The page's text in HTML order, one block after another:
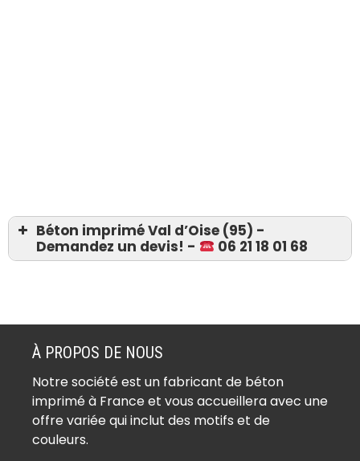
Béton imprimé Val d’Oise (95) -
Demandez un devis! -
06 21 18 01 68
Béton imprimé Ableiges (95450)
Béton imprimé Aincourt (95510)
Béton imprimé Ambleville (95420)
Béton imprimé Amenucourt (95510)
Béton imprimé Andilly (95580)
Béton imprimé Argenteuil (95100)
À PROPOS DE NOUS
Notre société est un fabricant de béton
imprimé à France et vous accueillera avec une
offre variée qui inclut des motifs et de
couleurs.